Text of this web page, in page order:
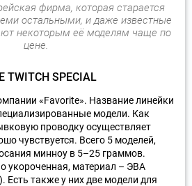
фирма, которая старается
остальными, и даже известные
некоторым её моделям чаще по
цене.
TWITCH SPECIAL
«Favorite». Название линейки
модели. Как
проводку осуществляет
чувствуется. Всего 5 моделей,
минноу в 5–25 граммов.
укороченная, материал – ЭВА
Есть также у них две модели для